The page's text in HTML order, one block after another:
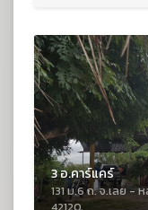
3 อ.คาร์แคร์
131 ม.6 ถ. จ.เลย -